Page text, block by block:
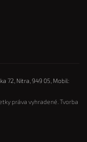
72, Nitra, 949 05, Mobil:
práva vyhradené. Tvorba